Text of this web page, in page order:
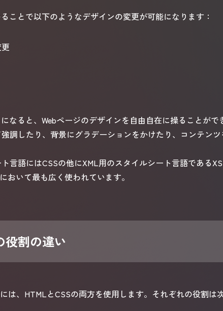
ことで以下のようなデザインの変更が可能になります：
なると、Webページのデザインを自由自在に操ることがで
調したり、背景にグラデーションをかけたり、コンテン
言語にはCSSの他にXML用のスタイルシート言語である
おいて最も広く使われています。
役割の違い
は、HTMLとCSSの両方を使用します。それぞれの役割は